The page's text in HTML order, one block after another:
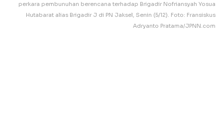
perkara pembunuhan berencana terhadap Brigadir Nofriansyah Yosua
Hutabarat alias Brigadir J di PN Jaksel, Senin (5/12). Foto: Fransiskus
Adryanto Pratama/JPNN.com